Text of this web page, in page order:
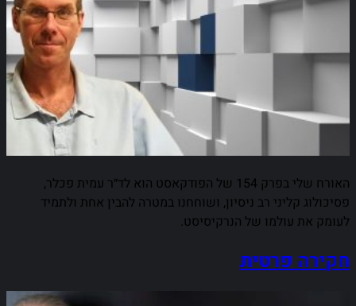
האורח שלי בפרק 154 של הפודקאסט הוא לד״ר עמית פכלר,
פסיכולוג קליני רב ניסיון, ושוחחנו במטרה להבין אחת ולתמיד
לעומק את עולמו של הנרקיסיסט.
חקירה פרטית